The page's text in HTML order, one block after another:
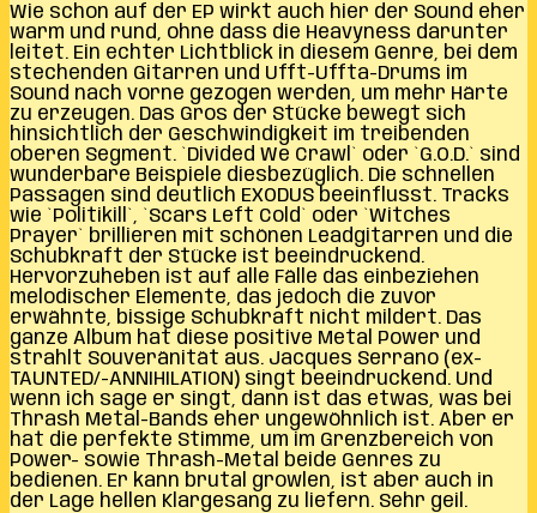
Wie schon auf der EP wirkt auch hier der Sound eher
warm und rund, ohne dass die Heavyness darunter
leitet. Ein echter Lichtblick in diesem Genre, bei dem
stechenden Gitarren und Ufft-Uffta-Drums im
Sound nach vorne gezogen werden, um mehr Härte
zu erzeugen. Das Gros der Stücke bewegt sich
hinsichtlich der Geschwindigkeit im treibenden
oberen Segment. `Divided We Crawl` oder `G.O.D.` sind
wunderbare Beispiele diesbezüglich. Die schnellen
Passagen sind deutlich EXODUS beeinflusst. Tracks
wie `Politikill`, `Scars Left Cold` oder `Witches
Prayer` brillieren mit schönen Leadgitarren und die
Schubkraft der Stücke ist beeindruckend.
Hervorzuheben ist auf alle Fälle das einbeziehen
melodischer Elemente, das jedoch die zuvor
erwähnte, bissige Schubkraft nicht mildert. Das
ganze Album hat diese positive Metal Power und
strahlt Souveränität aus. Jacques Serrano (ex-
TAUNTED/-ANNIHILATION) singt beeindruckend. Und
wenn ich sage er singt, dann ist das etwas, was bei
Thrash Metal-Bands eher ungewöhnlich ist. Aber er
hat die perfekte Stimme, um im Grenzbereich von
Power- sowie Thrash-Metal beide Genres zu
bedienen. Er kann brutal growlen, ist aber auch in
der Lage hellen Klargesang zu liefern. Sehr geil.